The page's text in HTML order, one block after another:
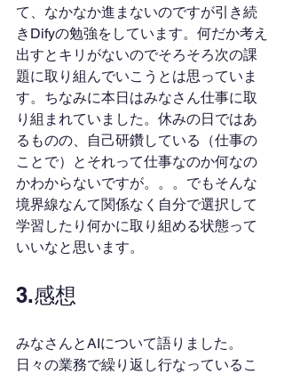
て、なかなか進まないのですが引き続
きDifyの勉強をしています。何だか考え
出すとキリがないのでそろそろ次の課
題に取り組んでいこうとは思っていま
す。ちなみに本日はみなさん仕事に取
り組まれていました。休みの日ではあ
るものの、自己研鑽している（仕事の
ことで）とそれって仕事なのか何なの
かわからないですが。。。でもそんな
境界線なんて関係なく自分で選択して
学習したり何かに取り組める状態って
いいなと思います。
3.感想
みなさんとAIについて語りました。
日々の業務で繰り返し行なっているこ